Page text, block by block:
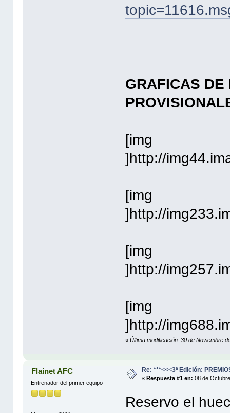
GRAFICAS DE
[img
]http://
[img
]http://
[img
]http://
[img
]http://
«Última modificación: 30 de Noviembre
Flainet AFC
Entrenador del primer equipo
Re: ***<<<3ª Edición:
«Respuesta #1 en: 08 de
Reservo el